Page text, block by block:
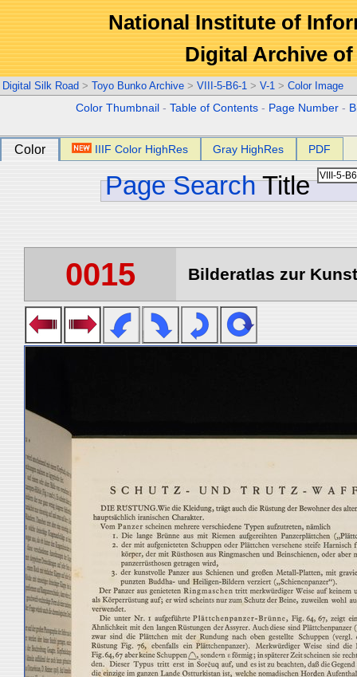
National Institute of
Digital Archive
Digital Silk Road > Toyo Bunko Archive > VIII-5-B6-1 > V-1 > Color Image
Color Thumbnail -Table of Contents - Page Number -
Color IIIF Color HighRes Gray HighRes PDF
Page Search Title
0015 Bilderatlas zur